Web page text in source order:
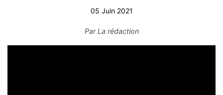
05 Juin 2021
ParLa rédaction